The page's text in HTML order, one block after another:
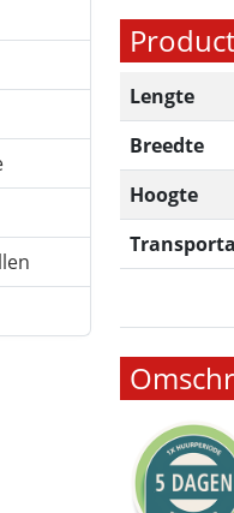
Lengte
Breedte
Hoogte